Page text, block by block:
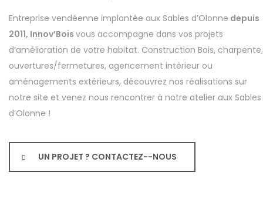
Entreprise vendéenne implantée aux Sables d’Olonne depuis
2011, Innov’Bois vous accompagne dans vos projets
d’amélioration de votre habitat. Construction Bois, charpente,
ouvertures/fermetures, agencement intérieur ou
aménagements extérieurs, découvrez nos réalisations sur
notre site et venez nous rencontrer à notre atelier aux Sables
d’Olonne !
UN PROJET ? CONTACTEZ--NOUS